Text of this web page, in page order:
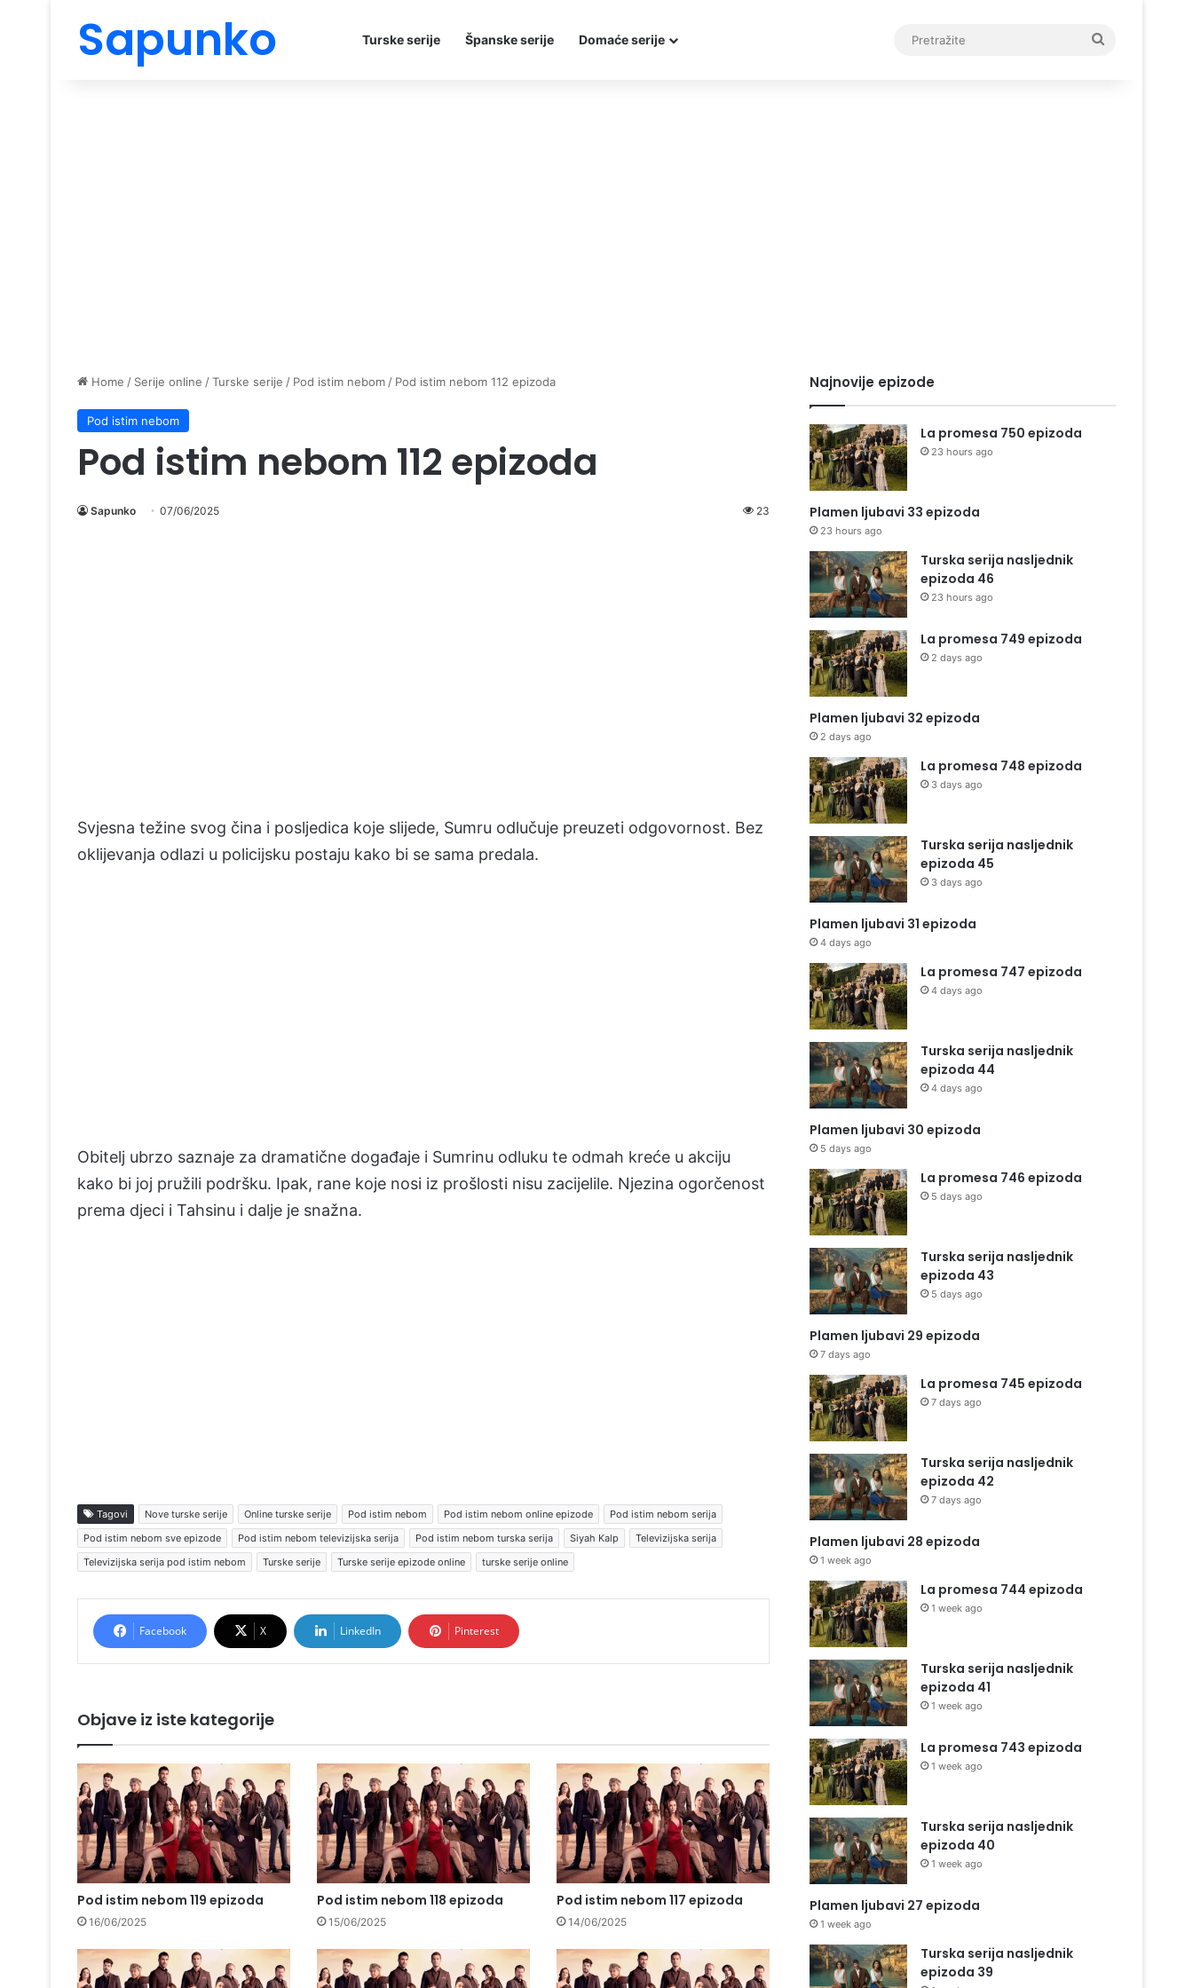
Sapunko Turske serije Španske serije Domaće serije
Home / Serije online /Turske serije / Pod istim nebom / Pod istim nebom 112 epizoda
Pod istim nebom
Pod istim nebom 112 epizoda
Sapunko 07/06/2025 23
Svjesna težine svog čina i posljedica koje slijede, Sumru odlučuje preuzeti odgovornost. Bez
oklijevanja odlazi u policijsku postaju kako bi se sama predala.
Obitelj ubrzo saznaje za dramatične događaje i Sumrinu odluku te odmah kreće u akciju
kako bi joj pružili podršku. Ipak, rane koje nosi iz prošlosti nisu zacijelile. Njezina ogorčenost
prema djeci i Tahsinu i dalje je snažna.
Tagovi Nove turske serije Online turske serije Pod istim nebom Pod istim nebom online epizode
Pod istim nebom serija
Pod istim nebom sve epizode
Pod istim nebom televizijska serija Pod istim nebom turska serija Siyah Kalp
Televizijska serija
Televizijska serija pod istim nebom
Turske serije Turske serije epizode online turske serije online
Facebook X LinkedIn Pinterest
Objave iz iste kategorije
Pod istim nebom 119 epizoda
16/06/2025
Pod istim nebom 118 epizoda
15/06/2025
Pod istim nebom 117 epizoda
14/06/2025
Najnovije epizode
La promesa 750 epizoda
23 hours ago
Plamen ljubavi 33 epizoda
23 hours ago
Turska serija nasljednik
epizoda 46
23 hours ago
La promesa 749 epizoda
2 days ago
Plamen ljubavi 32 epizoda
2 days ago
La promesa 748 epizoda
3 days ago
Turska serija nasljednik
epizoda 45
3 days ago
Plamen ljubavi 31 epizoda
4 days ago
La promesa 747 epizoda
4 days ago
Turska serija nasljednik
epizoda 44
4 days ago
Plamen ljubavi 30 epizoda
5 days ago
La promesa 746 epizoda
5 days ago
Turska serija nasljednik
epizoda 43
5 days ago
Plamen ljubavi 29 epizoda
7 days ago
La promesa 745 epizoda
7 days ago
Turska serija nasljednik
epizoda 42
7 days ago
Plamen ljubavi 28 epizoda
1 week ago
La promesa 744 epizoda
1 week ago
Turska serija nasljednik
epizoda 41
1 week ago
La promesa 743 epizoda
1 week ago
Turska serija nasljednik
epizoda 40
1 week ago
Plamen ljubavi 27 epizoda
1 week ago
Turska serija nasljednik
epizoda 39